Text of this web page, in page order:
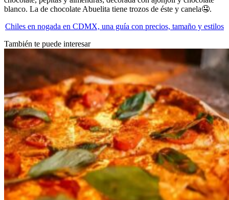
blanco. La de chocolate Abuelita tiene trozos de éste y canela🤤.
Chiles en nogada en CDMX, una guía con precios, tamaño y estilos
También te puede interesar